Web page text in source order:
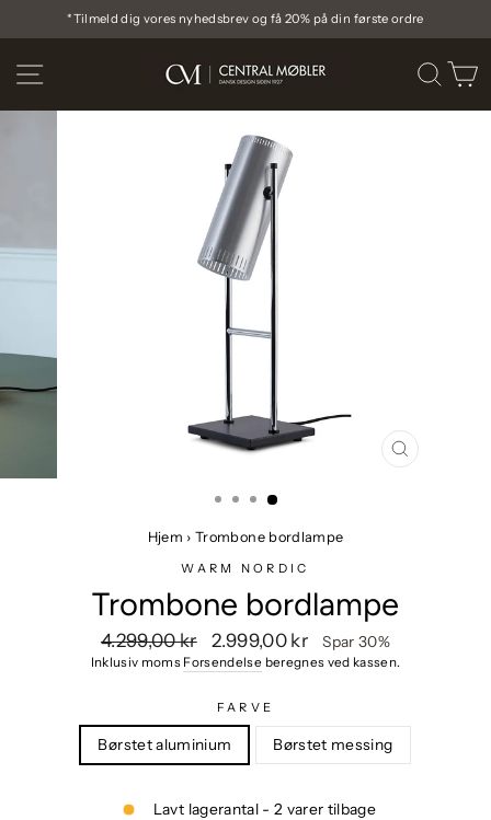
Pause
diasshow
*Tilmeld dig vores nyhedsbrev og få 20% på din første ordre
SIDE NAVIGATION SØG
LUK
Hjem ›Trombone bordlampe
WARM NORDIC
Trombone bordlampe
Vejlendende
pris
4.299,00 kr Udsalgspris
2.999,00 kr Spar 30%
Inklusiv moms Forsendelse beregnes ved kassen.
FARVE
Børstet aluminium Børstet messing
Lavt lagerantal - 2 varer tilbage